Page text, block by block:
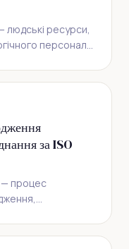
людські ресурси,
персоналу,
за ISO
— процес